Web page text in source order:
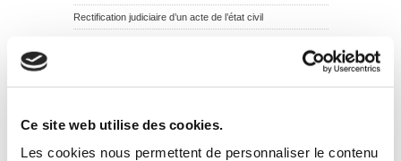
Ce site web utilise des cookies.
Les cookies nous permettent de personnaliser le contenu
Rectification judiciaire d’un acte de l’état civil
Pupille de l’Etat